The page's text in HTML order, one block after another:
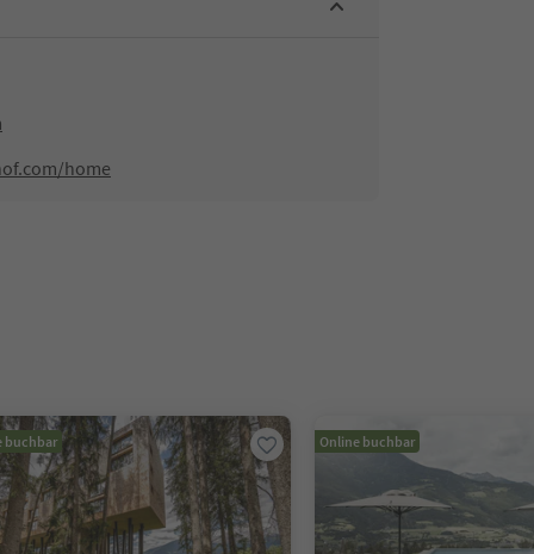
home
buchbar Online buchbar